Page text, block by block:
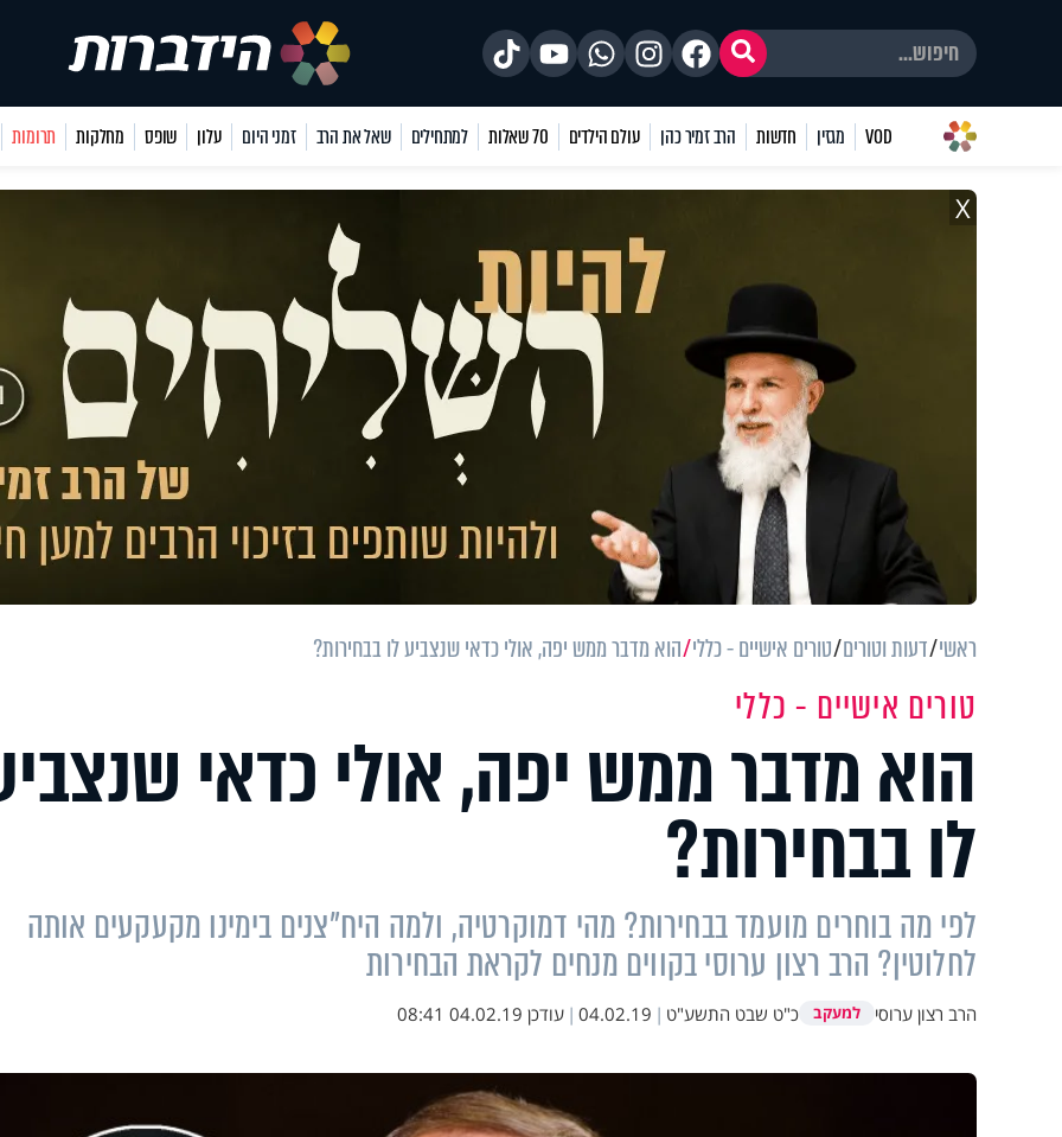
VOD מגזין חדשות הרב זמיר כהן עולם הילדים 70 שאלות למתחילים שאל את הרב זמני היום עלון שופס מחלקות תרומות
X
ראשי דעות וטורים טורים אישיים - כללי הוא מדבר ממש יפה, אולי כדאי שנצביע לו בבחירות?
טורים אישיים - כללי
הוא מדבר ממש יפה, אולי כדאי
לו בבחירות?
לפי מה בוחרים מועמד בבחירות? מהי דמוקרטיה, ולמה היח"צנים בימינו מקעקעים אותה
לחלוטין? הרב רצון ערוסי בקווים מנחים לקראת הבחירות
הרב רצון ערוסי למעקב כ"ט שבט התשע"ט |
04.02.19
| עודכן 04.02.19 08:41